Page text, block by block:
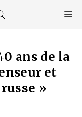
ans de la
et
»